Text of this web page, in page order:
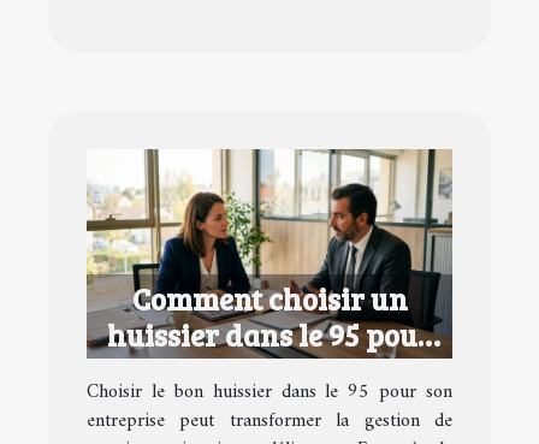
Comment choisir un
huissier dans le 95 pour
votre entreprise ?
Choisir le bon huissier dans le 95 pour son
entreprise peut transformer la gestion de